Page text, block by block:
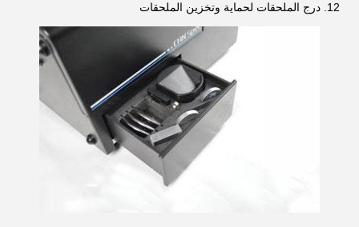
12. درج الملحقات لحماية وتخزين الملحقات